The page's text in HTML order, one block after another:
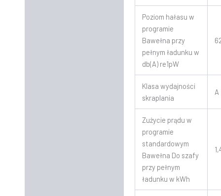
Poziom hałasu w
programie
Bawełna przy
pełnym ładunku w
db(A) re1pW
Klasa wydajności
skraplania
A
Zużycie prądu w
programie
standardowym
Bawełna Do szafy
przy pełnym
ładunku w kWh